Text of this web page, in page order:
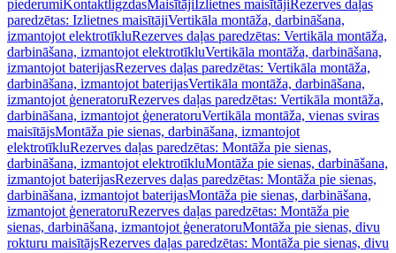
piederumiKontaktligzdasMaisītājiIzlietnes maisītājiRezerves daļas
paredzētas: Izlietnes maisītājiVertikāla montāža, darbināšana,
izmantojot elektrotīkluRezerves daļas paredzētas: Vertikāla montāža,
darbināšana, izmantojot elektrotīkluVertikāla montāža, darbināšana,
izmantojot baterijasRezerves daļas paredzētas: Vertikāla montāža,
darbināšana, izmantojot baterijasVertikāla montāža, darbināšana,
izmantojot ģeneratoruRezerves daļas paredzētas: Vertikāla montāža,
darbināšana, izmantojot ģeneratoruVertikāla montāža, vienas sviras
maisītājsMontāža pie sienas, darbināšana, izmantojot
elektrotīkluRezerves daļas paredzētas: Montāža pie sienas,
darbināšana, izmantojot elektrotīkluMontāža pie sienas, darbināšana,
izmantojot baterijasRezerves daļas paredzētas: Montāža pie sienas,
darbināšana, izmantojot baterijasMontāža pie sienas, darbināšana,
izmantojot ģeneratoruRezerves daļas paredzētas: Montāža pie
sienas, darbināšana, izmantojot ģeneratoruMontāža pie sienas, divu
rokturu maisītājsRezerves daļas paredzētas: Montāža pie sienas, divu